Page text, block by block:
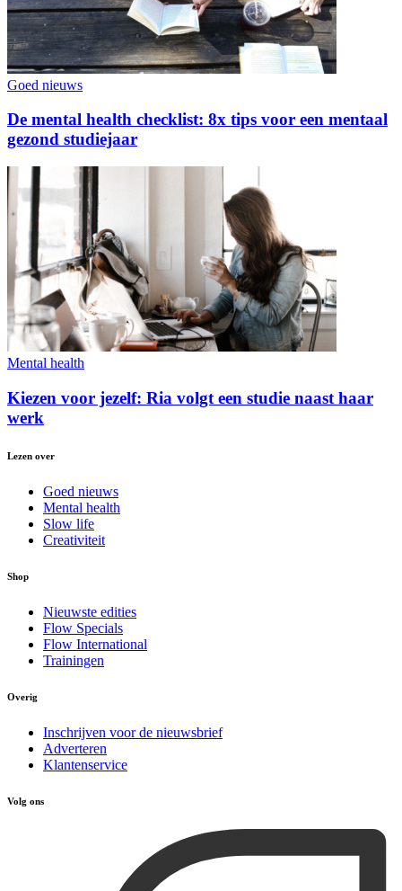
Goed nieuws
De mental health checklist: 8x tips voor een mentaal
gezond studiejaar
Mental health
Kiezen voor jezelf: Ria volgt een studie naast haar
werk
Lezen over
Goed nieuws
Mental health
Slow life
Creativiteit
Shop
Nieuwste edities
Flow Specials
Flow International
Trainingen
Overig
Inschrijven voor de nieuwsbrief
Adverteren
Klantenservice
Volg ons